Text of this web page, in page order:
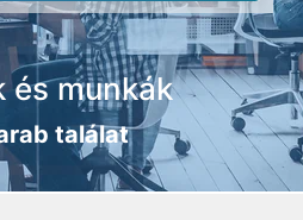
és munkák
találat